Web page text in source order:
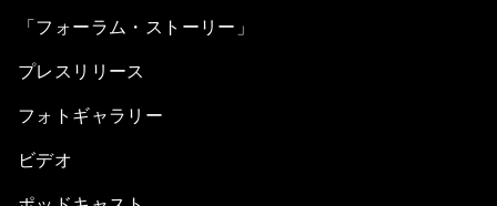
「フォーラム・ストーリー」
プレスリリース
フォトギャラリー
ビデオ